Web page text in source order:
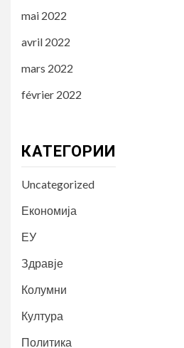
mai 2022
avril 2022
mars 2022
février 2022
КАТЕГОРИИ
Uncategorized
Економија
ЕУ
Здравје
Колумни
Култура
Политика